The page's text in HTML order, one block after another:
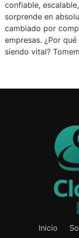
confiable,
sorprende en
cambiado por
empresas. ¿Por
siendo vital?
Inicio